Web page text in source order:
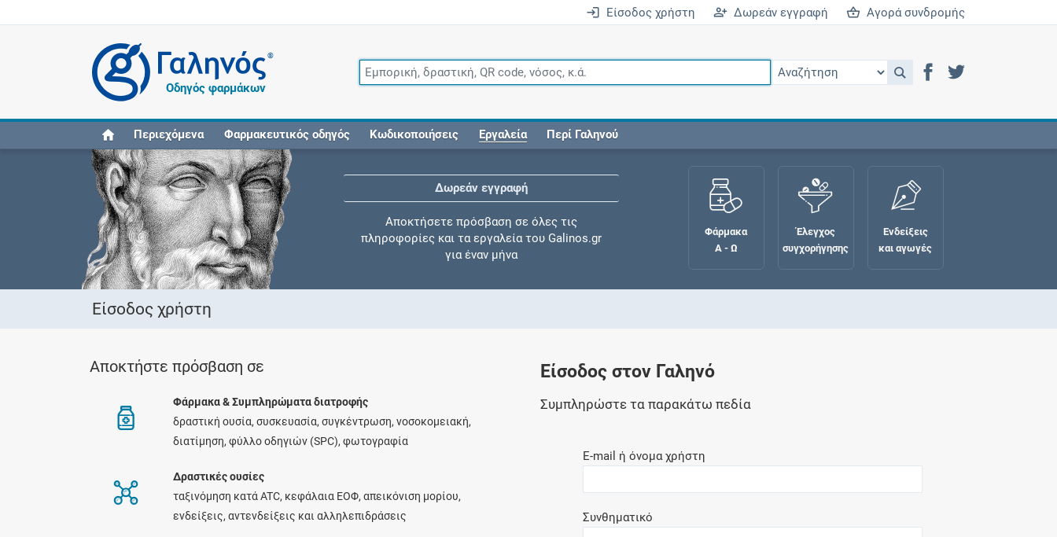
Είσοδος χρήστη Δωρεάν εγγραφή Αγορά συνδρομής
®
Οδηγός φαρμάκων
Περιεχόμενα Φαρμακευτικός οδηγός Κωδικοποιήσεις Εργαλεία Περί Γαληνού
Δωρεάν εγγραφή
Αποκτήσετε πρόσβαση σε όλες τις
πληροφορίες και τα εργαλεία του Galinos.gr
για έναν μήνα
Ελέγξτε την αγωγή σας για αντενδείξεις και
Αποθηκεύστε τις συνταγές σας και
μοιραστείτε τις εύκολα και με ασφάλεια
Φάρμακα
Α - Ω
Έλεγχος
συγχορήγησης
Ενδείξεις
και αγωγές
Είσοδος χρήστη
Αποκτήστε πρόσβαση σε
Φάρμακα & Συμπληρώματα διατροφής
δραστική ουσία, συσκευασία, συγκέντρωση, νοσοκομειακή,
διατίμηση, φύλλο οδηγιών (SPC), φωτογραφία
Δραστικές ουσίες
ταξινόμηση κατά ATC, κεφάλαια ΕΟΦ, απεικόνιση μορίου,
ενδείξεις, αντενδείξεις και αλληλεπιδράσεις
Είσοδος στον Γαληνό
Συμπληρώστε τα παρακάτω πεδία
E-mail ή όνομα χρήστη
Συνθηματικό